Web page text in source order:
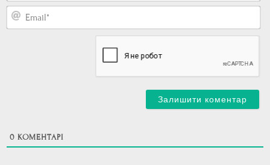
0 КОМЕНТАРІ